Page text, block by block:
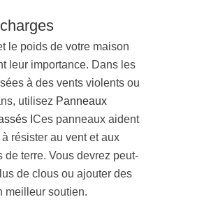
le poids de votre maison
leur importance. Dans les
à des vents violents ou
utilisez Panneaux
I Ces panneaux aident
résister au vent et aux
de terre. Vous devrez peut-
de clous ou ajouter des
meilleur soutien.